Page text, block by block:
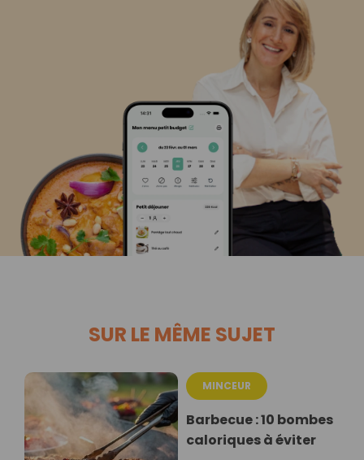
SUR LE MÊME SUJET
MINCEUR
Barbecue : 10 bombes
caloriques à éviter